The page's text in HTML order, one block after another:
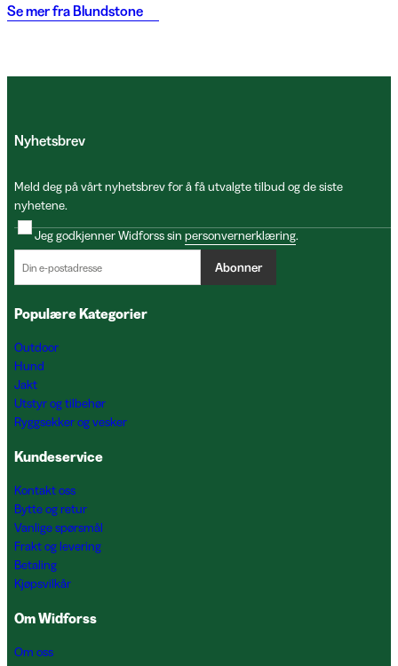
Se mer fra Blundstone
Nyhetsbrev
Meld deg på vårt nyhetsbrev for å få utvalgte tilbud og de siste
nyhetene.
Jeg godkjenner Widforss sin personvernerklæring.
Abonner
Populære Kategorier
Outdoor
Hund
Jakt
Utstyr og tilbehør
Ryggsekker og vesker
Kundeservice
Kontakt oss
Bytte og retur
Vanlige spørsmål
Frakt og levering
Betaling
Kjøpsvilkår
Om Widforss
Om oss